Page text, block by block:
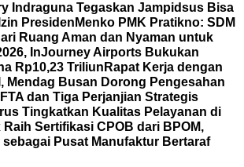
Indraguna Tegaskan Jampidsus Bisa
Presiden Menko PMK Pratikno: SDM
Ruang Aman dan Nyaman untuk
InJourney Airports Bukukan
Rp10,23 Triliun Rapat Kerja dengan
Mendag Busan Dorong Pengesahan
dan Tiga Perjanjian Strategis
Tingkatkan Kualitas Pelayanan di
Raih Sertifikasi CPOB dari BPOM,
Pusat Manufaktur Bertaraf